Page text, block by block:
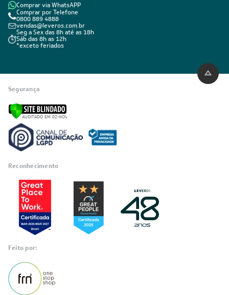
Comprar via WhatsAPP
Comprar por Telefone
0800 889 4888
vendas@leveros.com.br
Seg a Sex das 8h até as 18h
Sáb das 8h as 12h
*exceto feriados
Segurança
Reconhecimento
Feito por: